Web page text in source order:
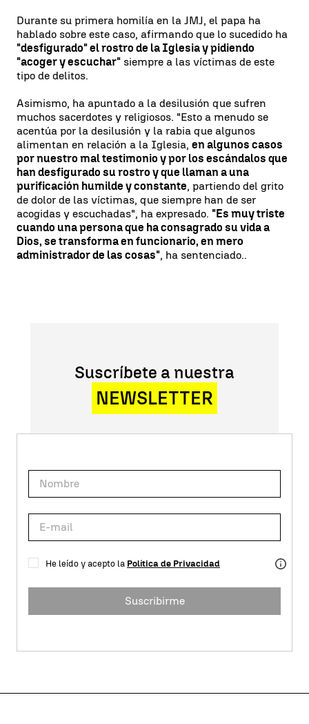
Durante su primera homilía en la JMJ, el papa ha
hablado sobre este caso, afirmando que lo sucedido ha
"desfigurado" el rostro de la Iglesia y pidiendo
"acoger y escuchar" siempre a las víctimas de este
tipo de delitos.
Asimismo, ha apuntado a la desilusión que sufren
muchos sacerdotes y religiosos. "Esto a menudo se
acentúa por la desilusión y la rabia que algunos
alimentan en relación a la Iglesia, en algunos casos
por nuestro mal testimonio y por los escándalos que
han desfigurado su rostro y que llaman a una
purificación humilde y constante, partiendo del grito
de dolor de las víctimas, que siempre han de ser
acogidas y escuchadas", ha expresado. "Es muy triste
cuando una persona que ha consagrado su vida a
Dios, se transforma en funcionario, en mero
administrador de las cosas", ha sentenciado..
Suscríbete a nuestra
NEWSLETTER
He leído y acepto la Política de Privacidad
Suscribirme